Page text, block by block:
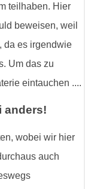
teilhaben. Hier
beweisen, weil
da es irgendwie
Um das zu
eintauchen ....
anders!
wobei wir hier
auch